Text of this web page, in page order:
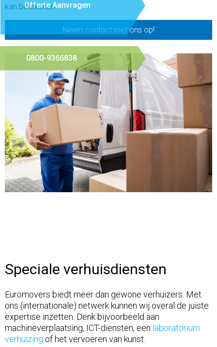
Offerte Aanvragen
0800-9366838
kan betekenen
Neem contact met ons op!
Speciale verhuisdiensten
Euromovers biedt meer dan gewone verhuizers. Met
ons (internationale) netwerk kunnen wij overal de juiste
expertise inzetten. Denk bijvoorbeeld aan
machineverplaatsing, ICT-diensten, een laboratorium
verhuizing of het vervoeren van kunst.